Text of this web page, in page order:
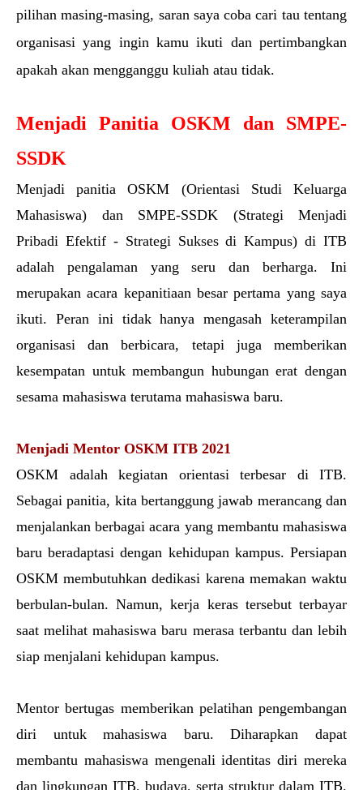
pilihan masing-masing, saran saya coba cari tau tentang
organisasi yang ingin kamu ikuti dan pertimbangkan
apakah akan mengganggu kuliah atau tidak.
Menjadi Panitia OSKM dan SMPE-
SSDK
Menjadi panitia OSKM (Orientasi Studi Keluarga
Mahasiswa) dan SMPE-SSDK (Strategi Menjadi
Pribadi Efektif - Strategi Sukses di Kampus) di ITB
adalah pengalaman yang seru dan berharga. Ini
merupakan acara kepanitiaan besar pertama yang saya
ikuti. Peran ini tidak hanya mengasah keterampilan
organisasi dan berbicara, tetapi juga memberikan
kesempatan untuk membangun hubungan erat dengan
sesama mahasiswa terutama mahasiswa baru.
Menjadi Mentor OSKM ITB 2021
OSKM adalah kegiatan orientasi terbesar di ITB.
Sebagai panitia, kita bertanggung jawab merancang dan
menjalankan berbagai acara yang membantu mahasiswa
baru beradaptasi dengan kehidupan kampus. Persiapan
OSKM membutuhkan dedikasi karena memakan waktu
berbulan-bulan. Namun, kerja keras tersebut terbayar
saat melihat mahasiswa baru merasa terbantu dan lebih
siap menjalani kehidupan kampus.
Mentor bertugas memberikan pelatihan pengembangan
diri untuk mahasiswa baru. Diharapkan dapat
membantu mahasiswa mengenali identitas diri mereka
dan lingkungan ITB, budaya, serta struktur dalam ITB.